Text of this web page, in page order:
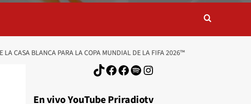
LA CASA BLANCA PARA LA COPA MUNDIAL DE LA FIFA 2026™
TikTok
Facebook
Facebook
Spotify
Instagram
En vivo YouTube Priradiotv